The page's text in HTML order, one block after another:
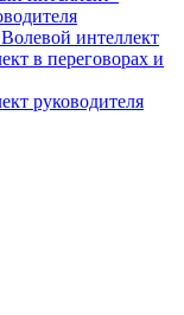
интеллект
в переговорах и
руководителя